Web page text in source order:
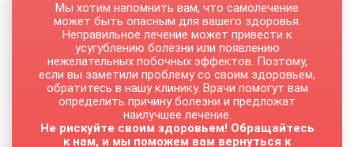
Мы хотим напомнить вам, что самолечение
может быть опасным для вашего здоровья.
Неправильное лечение может привести к
усугублению болезни или появлению
нежелательных побочных эффектов. Поэтому,
если вы заметили проблему со своим здоровьем,
обратитесь в нашу клинику. Врачи помогут вам
определить причину болезни и предложат
наилучшее лечение.
Не рискуйте своим здоровьем! Обращайтесь
к нам, и мы поможем вам вернуться к